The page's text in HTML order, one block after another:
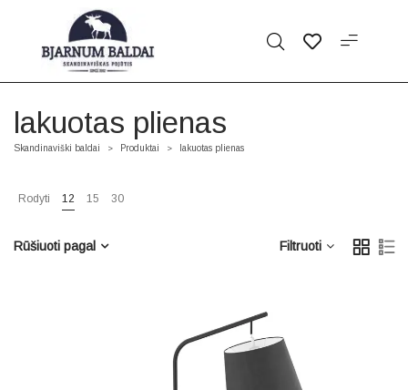
lakuotas plienas
Skandinaviški baldai > Produktai > lakuotas plienas
Rodyti 12 15 30
Filtruoti
Rūšiuoti pagal